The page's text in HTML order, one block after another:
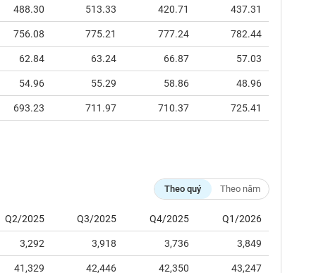
488.30 513.33 420.71 437.31
756.08 775.21 777.24 782.44
62.84 63.24 66.87 57.03
54.96 55.29 58.86 48.96
693.23 711.97 710.37 725.41
Theo quý Theo năm
Q2/2025 Q3/2025 Q4/2025 Q1/2026
3,292 3,918 3,736 3,849
41,329 42,446 42,350 43,247